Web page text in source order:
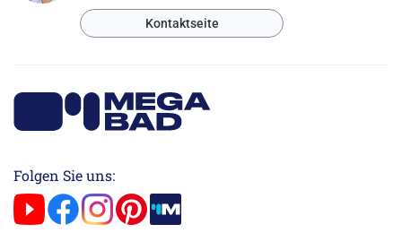
Kontaktseite
Folgen Sie uns: